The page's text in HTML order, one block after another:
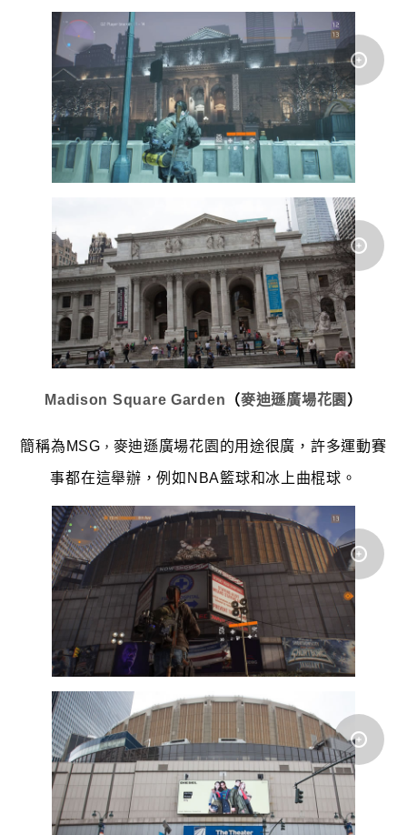
Madison Square Garden （麥迪遜廣場花園 ）
簡稱為MSG ， 麥迪遜廣場花園的用途很廣，許多運動賽
事都在這舉辦，例如 NBA籃球和冰上曲棍球 。